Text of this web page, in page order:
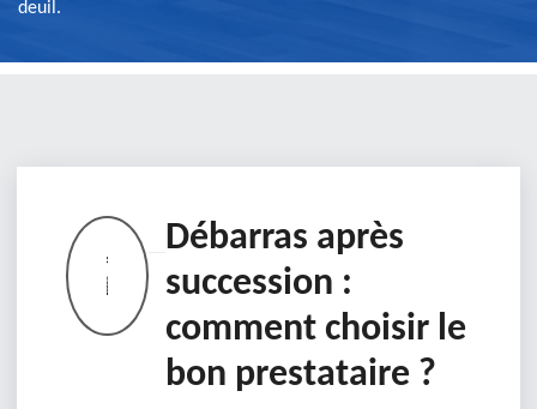
deuil.
Débarras après
succession :
comment choisir le
bon prestataire ?